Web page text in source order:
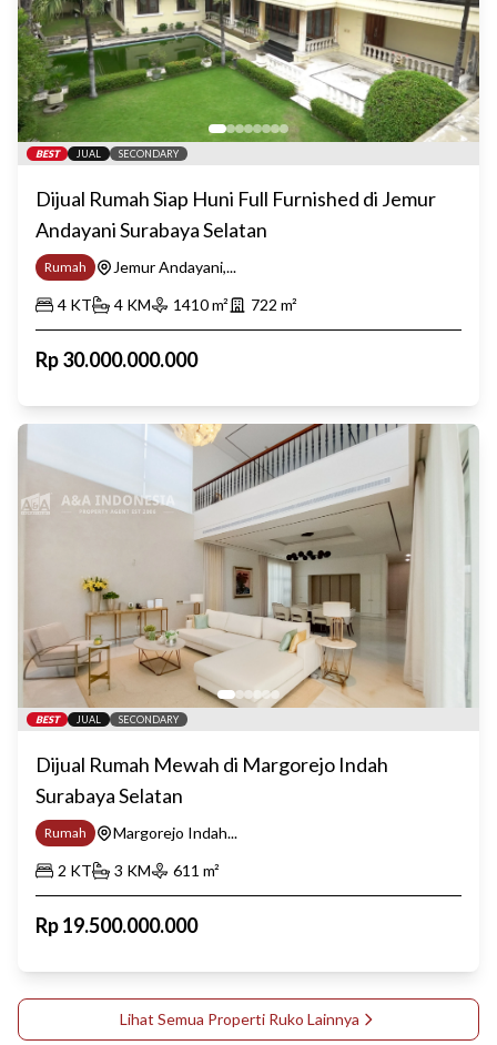
BEST JUAL SECONDARY
Dijual Rumah Siap Huni Full Furnished di Jemur
Andayani Surabaya Selatan
Rumah
Jemur Andayani,...
4 KT 4 KM 1410m² 722 m²
Rp30.000.000.000
BEST JUAL SECONDARY
Dijual Rumah Mewah di Margorejo Indah
Surabaya Selatan
Rumah
Margorejo Indah...
2 KT 3 KM 611 m²
Rp19.500.000.000
Lihat Semua Properti Ruko Lainnya